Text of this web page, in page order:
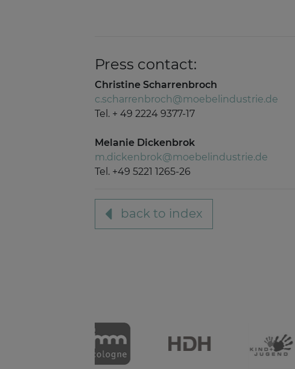
Press contact:
Christine Scharrenbroch
c.scharrenbroch@moebelindustrie.de
Tel. + 49 2224 9377-17
Melanie Dickenbrok
m.dickenbrok@moebelindustrie.de
Tel. +49 5221 1265-26
back to index